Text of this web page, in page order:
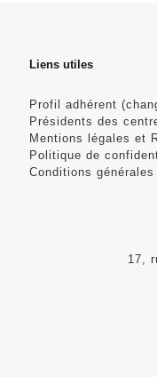
Liens utiles
Profil adhérent
Présidents des
Mentions légales et
Politique de
Conditions
17,